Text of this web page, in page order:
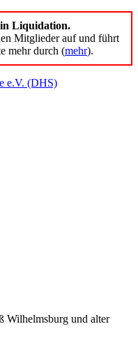
Liquidation.
Mitglieder auf und führt
mehr durch (mehr).
Wilhelmsburg und alter